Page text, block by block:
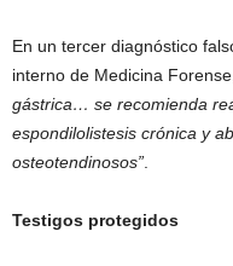
En un tercer diagnóstico
interno de Medicina
gástrica… se recomienda
espondilolistesis crónica y
osteotendinosos”
Testigos protegidos